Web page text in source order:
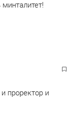
проректор и